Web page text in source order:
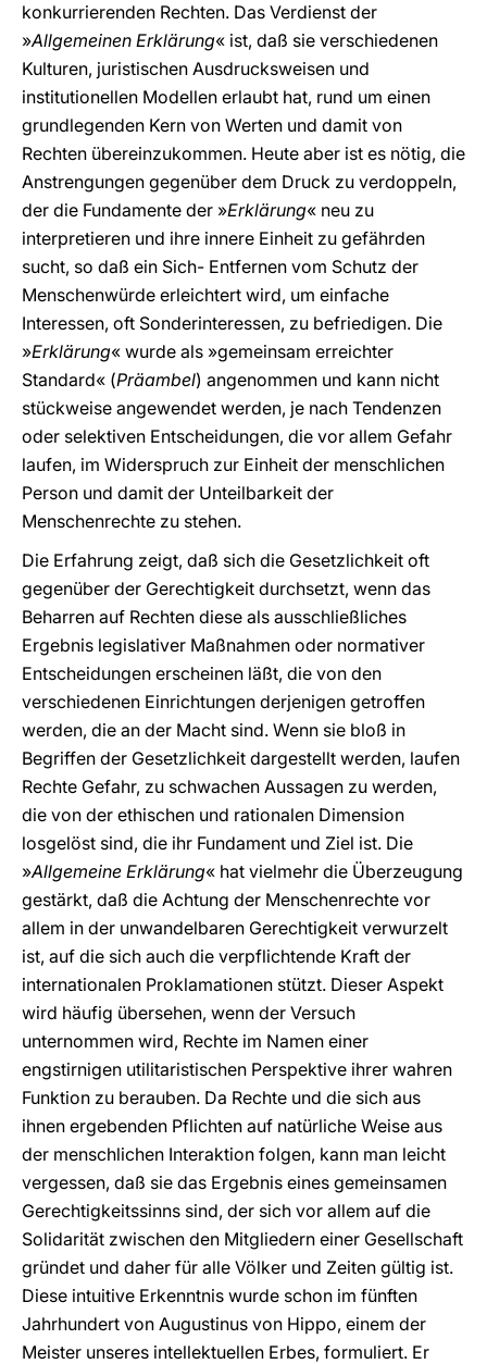
konkurrierenden Rechten. Das Verdienst der
»Allgemeinen Erklärung« ist, daß sie verschiedenen
Kulturen, juristischen Ausdrucksweisen und
institutionellen Modellen erlaubt hat, rund um einen
grundlegenden Kern von Werten und damit von
Rechten übereinzukommen. Heute aber ist es nötig, die
Anstrengungen gegenüber dem Druck zu verdoppeln,
der die Fundamente der »Erklärung« neu zu
interpretieren und ihre innere Einheit zu gefährden
sucht, so daß ein Sich- Entfernen vom Schutz der
Menschenwürde erleichtert wird, um einfache
Interessen, oft Sonderinteressen, zu befriedigen. Die
»Erklärung« wurde als »gemeinsam erreichter
Standard« (Präambel) angenommen und kann nicht
stückweise angewendet werden, je nach Tendenzen
oder selektiven Entscheidungen, die vor allem Gefahr
laufen, im Widerspruch zur Einheit der menschlichen
Person und damit der Unteilbarkeit der
Menschenrechte zu stehen.
Die Erfahrung zeigt, daß sich die Gesetzlichkeit oft
gegenüber der Gerechtigkeit durchsetzt, wenn das
Beharren auf Rechten diese als ausschließliches
Ergebnis legislativer Maßnahmen oder normativer
Entscheidungen erscheinen läßt, die von den
verschiedenen Einrichtungen derjenigen getroffen
werden, die an der Macht sind. Wenn sie bloß in
Begriffen der Gesetzlichkeit dargestellt werden, laufen
Rechte Gefahr, zu schwachen Aussagen zu werden,
die von der ethischen und rationalen Dimension
losgelöst sind, die ihr Fundament und Ziel ist. Die
»Allgemeine Erklärung« hat vielmehr die Überzeugung
gestärkt, daß die Achtung der Menschenrechte vor
allem in der unwandelbaren Gerechtigkeit verwurzelt
ist, auf die sich auch die verpflichtende Kraft der
internationalen Proklamationen stützt. Dieser Aspekt
wird häufig übersehen, wenn der Versuch
unternommen wird, Rechte im Namen einer
engstirnigen utilitaristischen Perspektive ihrer wahren
Funktion zu berauben. Da Rechte und die sich aus
ihnen ergebenden Pflichten auf natürliche Weise aus
der menschlichen Interaktion folgen, kann man leicht
vergessen, daß sie das Ergebnis eines gemeinsamen
Gerechtigkeitssinns sind, der sich vor allem auf die
Solidarität zwischen den Mitgliedern einer Gesellschaft
gründet und daher für alle Völker und Zeiten gültig ist.
Diese intuitive Erkenntnis wurde schon im fünften
Jahrhundert von Augustinus von Hippo, einem der
Meister unseres intellektuellen Erbes, formuliert. Er